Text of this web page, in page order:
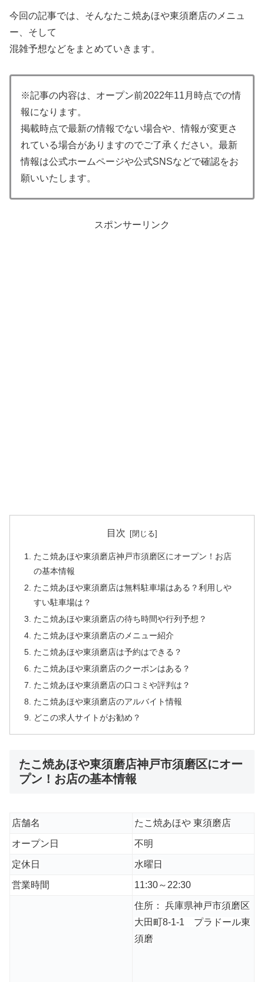
今回の記事では、そんなたこ焼あほや東須磨店のメニュ
ー、そして
混雑予想などをまとめていきます。
※記事の内容は、オープン前2022年11月時点での情
報になります。
掲載時点で最新の情報でない場合や、情報が変更さ
れている場合がありますのでご了承ください。最新
情報は公式ホームページや公式SNSなどで確認をお
願いいたします。
スポンサーリンク
目次
たこ焼あほや東須磨店神戸市須磨区にオープン！お店
の基本情報
たこ焼あほや東須磨店は無料駐車場はある？利用しや
すい駐車場は？
たこ焼あほや東須磨店の待ち時間や行列予想？
たこ焼あほや東須磨店のメニュー紹介
たこ焼あほや東須磨店は予約はできる？
たこ焼あほや東須磨店のクーポンはある？
たこ焼あほや東須磨店の口コミや評判は？
たこ焼あほや東須磨店のアルバイト情報
どこの求人サイトがお勧め？
たこ焼あほや東須磨店神戸市須磨区にオー
プン！お店の基本情報
店舗名 たこ焼あほや 東須磨店
オープン日 不明
定休日 水曜日
営業時間 11:30～22:30
住所： 兵庫県神戸市須磨区
大田町8-1-1 プラドール東
須磨